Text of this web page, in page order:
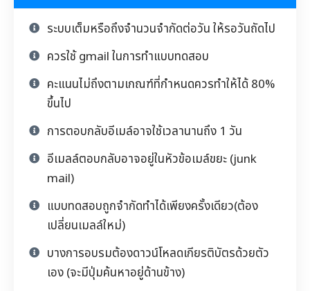
ระบบเต็มหรือถึงจำนวนจำกัดต่อวัน ให้รอวันถัดไป
ควรใช้ gmail ในการทำแบบทดสอบ
คะแนนไม่ถึงตามเกณฑ์ที่กำหนดควรทำให้ได้ 80%
ขึ้นไป
การตอบกลับอีเมล์อาจใช้เวลานานถึง 1 วัน
อีเมลล์ตอบกลับอาจอยู่ในหัวข้อเมล์ขยะ (junk
mail)
แบบทดสอบถูกจำกัดทำได้เพียงครั้งเดียว(ต้อง
เปลี่ยนเมลล์ใหม่)
บางการอบรมต้องดาวน์โหลดเกียรติบัตรด้วยตัว
เอง (จะมีปุ่มค้นหาอยู่ด้านข้าง)